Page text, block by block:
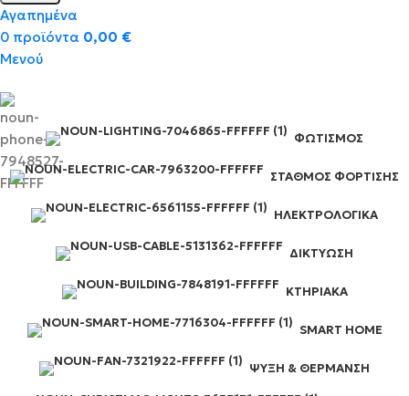
Αγαπημένα
0 προϊόντα 0,00 €
Μενού
ΦΩΤΙΣΜΌΣ
ΣΤΑΘΜΌΣ ΦΌΡΤΙΣΗΣ
ΗΛΕΚΤΡΟΛΟΓΙΚΆ
ΔΙΚΤΎΩΣΗ
ΚΤΗΡΙΑΚΆ
SMART HOME
ΨΎΞΗ & ΘΈΡΜΑΝΣΗ